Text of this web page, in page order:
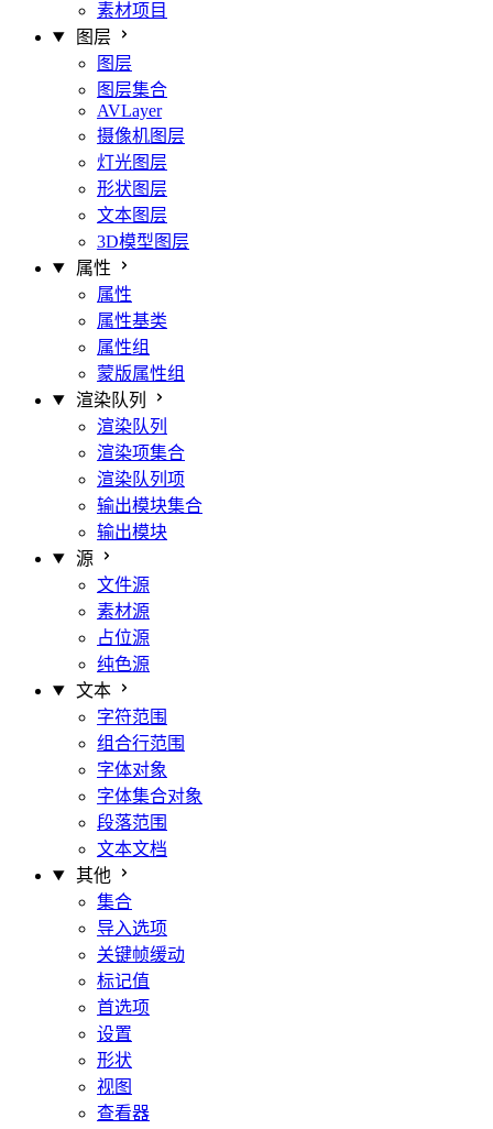
素材项目
图层
图层
图层集合
AVLayer
摄像机图层
灯光图层
形状图层
文本图层
3D模型图层
属性
属性
属性基类
属性组
蒙版属性组
渲染队列
渲染队列
渲染项集合
渲染队列项
输出模块集合
输出模块
源
文件源
素材源
占位源
纯色源
文本
字符范围
组合行范围
字体对象
字体集合对象
段落范围
文本文档
其他
集合
导入选项
关键帧缓动
标记值
首选项
设置
形状
视图
查看器